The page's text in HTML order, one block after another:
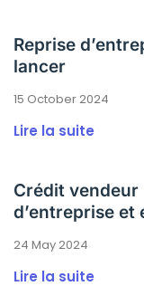
Reprise
lancer
15 October 2024
Lire la suite
Crédit
d’entreprise et
24 May 2024
Lire la suite